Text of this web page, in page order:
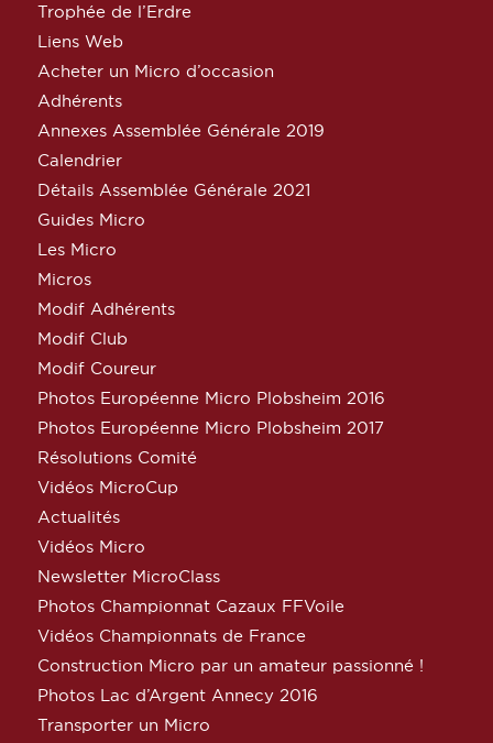
Trophée de l’Erdre
Liens Web
Acheter un Micro d’occasion
Adhérents
Annexes Assemblée Générale 2019
Calendrier
Détails Assemblée Générale 2021
Guides Micro
Les Micro
Micros
Modif Adhérents
Modif Club
Modif Coureur
Photos Européenne Micro Plobsheim 2016
Photos Européenne Micro Plobsheim 2017
Résolutions Comité
Vidéos MicroCup
Actualités
Vidéos Micro
Newsletter MicroClass
Photos Championnat Cazaux FFVoile
Vidéos Championnats de France
Construction Micro par un amateur passionné !
Photos Lac d’Argent Annecy 2016
Transporter un Micro